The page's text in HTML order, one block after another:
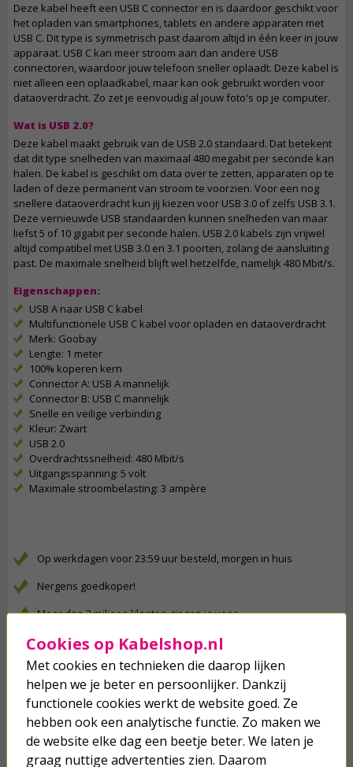
Deze kabel heeft een USB C connector en is daardoor geschikt voor
het opladen van smartphones, tablets en andere apparaten met
USB C. Dit type is symmetrisch past daarom altijd in één keer in jouw
apparaat. USB C kan meer stroom aan dan andere USB
connectoren, waardoor jouw telefoon sneller oplaadt. Deze kabel is
niet alleen een oplaadkabel, maar kan ook gebruikt worden voor
dataoverdracht. Zo zet je eenvoudig al jouw foto's op je computer.
Wat is USB 2.0?
Deze kabel maakt gebruik van de USB 2.0 standaard. Dat betekent
dat dit type snelheden van maximaal 480 megabit per seconde kan
halen. De kabel is geschikt om data over te zetten, apparaten op te
laden of deze permanent van stroom te voorzien. Voor een nog
snellere dataoverdracht kun jij kiezen voor USB 3.0 of zelfs USB 3.1.
Deze vernieuwde USB standaarden kunnen snelheden van maar
liefst 5 of 10 gigabit per seconde halen. USB 2.0 kabels zijn vrijwel
altijd compatibel met USB 3.0 en 3.1 poorten, zolang de aansluiting
past. De maximale snelheid blijft wel hetzelfde, namelijk 480 Mbit/s.
Eigenschappen:
USB A naar USB C kabel
Multifunctionele USB C kabel voor opladen en dataoverdracht
Merk: Goobay
Lengte: 1 meter
100% koperen kern
Connector A: USB A mannelijk
Connector B: USB C mannelijk
Snelle en veilige verbinding
Kleur: Zwart
USB 2.0
Overdrachtssnelheid: 480 Mbit/s
Uitgangsspanning: 5 volt
Maximale stroombelasting: 3 ampère
Op werkdagen voor 23:59 uur besteld, morgen in huis
Nergens goedkoper!
Meer dan 2 miljoen klanten gingen je voor
Betaal binnen 14 dagen na aankoop
Klanten geven Kabelshop een 9.1/10
Al 4 keer verkozen tot beste webwinkel
Anderen kochten ook...
Cookies op Kabelshop.nl
Met cookies en technieken die daarop lijken
helpen we je beter en persoonlijker. Dankzij
functionele cookies werkt de website goed. Ze
hebben ook een analytische functie. Zo maken we
de website elke dag een beetje beter. We laten je
graag nuttige advertenties zien. Daarom